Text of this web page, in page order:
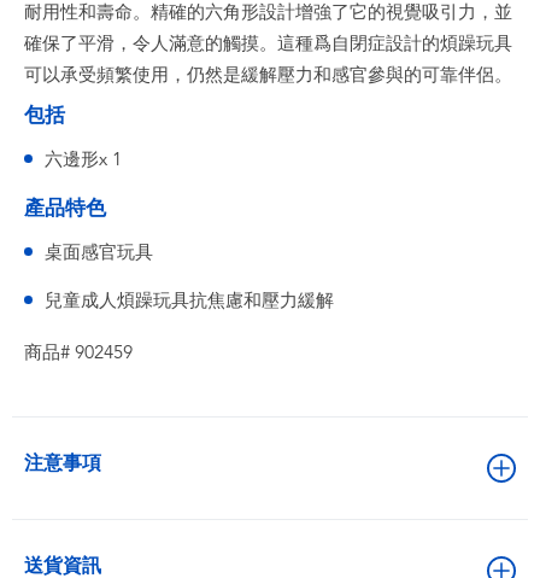
耐用性和壽命。精確的六角形設計增強了它的視覺吸引力，並
確保了平滑，令人滿意的觸摸。這種爲自閉症設計的煩躁玩具
可以承受頻繁使用，仍然是緩解壓力和感官參與的可靠伴侶。
包括
六邊形x 1
產品特色
桌面感官玩具
兒童成人煩躁玩具抗焦慮和壓力緩解
商品# 902459
注意事項
送貨資訊